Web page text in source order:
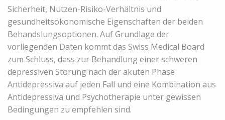
Sicherheit, Nutzen-Risiko-Verhältnis und
gesundheitsökonomische Eigenschaften der beiden
Behandslungsoptionen. Auf Grundlage der
vorliegenden Daten kommt das Swiss Medical Board
zum Schluss, dass zur Behandlung einer schweren
depressiven Störung nach der akuten Phase
Antidepressiva auf jeden Fall und eine Kombination aus
Antidepressiva und Psychotherapie unter gewissen
Bedingungen zu empfehlen sind.